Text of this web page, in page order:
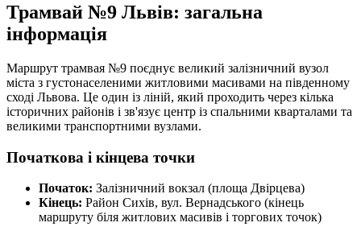
Трамвай №9 Львів: загальна
інформація
Маршрут трамвая №9 поєднує великий залізничний вузол
міста з густонаселеними житловими масивами на південному
сході Львова. Це один із ліній, який проходить через кілька
історичних районів і зв'язує центр із спальними кварталами та
великими транспортними вузлами.
Початкова і кінцева точки
Початок: Залізничний вокзал (площа Двірцева)
Кінець: Район Сихів, вул. Вернадського (кінець
маршруту біля житлових масивів і торгових точок)